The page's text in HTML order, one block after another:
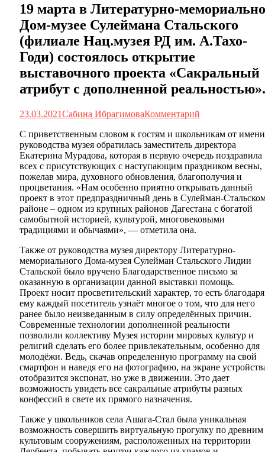
19 марта в Литературно-
Дом-музее Сулеймана Стальского
(филиале Нац.музея РД им. А.Тахо-
Годи) состоялось открытие
выставочного проекта «Сакральный
атрибут с дополненной реальностью».
23.03.2021Сабина ИбрагимоваКомментарий
С приветственным словом к гостям и школьникам от имени
руководства музея обратилась заместитель директора
Екатерина Мурадова, которая в первую очередь поздравила
всех с присутствующих с наступающим праздником весны,
пожелав мира, духовного обновления, благополучия и
процветания. «Нам особенно приятно открывать данный
проект в этот предпраздничный день в Сулейман-
районе – одном из крупных районов Дагестана с богатой
самобытной историей, культурой, многовековыми
традициями и обычаями», — отметила она.
Также от руководства музея директору Литературно-
мемориального Дома-музея Сулейман Стальского Лидии
Стальской было вручено Благодарственное письмо за
оказанную в организации данной выставки помощь.
Проект носит просветительский характер, то есть благодаря
ему каждый посетитель узнаёт многое о том, что для него
ранее было неизведанным в силу определённых причин.
Современные технологии дополненной реальности
позволили коллективу Музея истории мировых культур и
религий сделать его более привлекательным, особенно для
молодёжи. Ведь, скачав определенную программу на свой
смартфон и наведя его на фотографию, на экране
отобразится экспонат, но уже в движении. Это дает
возможность увидеть все сакральные атрибуты разных
конфессий в свете их прямого назначения.
Также у школьников села Ашага-Стал была уникальная
возможность совершить виртуальную прогулку по древним
культовым сооружениям, расположенных на территории